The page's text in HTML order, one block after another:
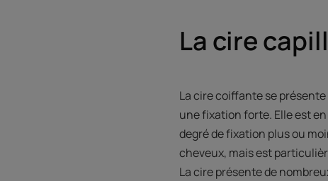
La cire
La cire coiffante se
une fixation forte. Elle est
degré de fixation plus ou
cheveux, mais est
La cire présente de